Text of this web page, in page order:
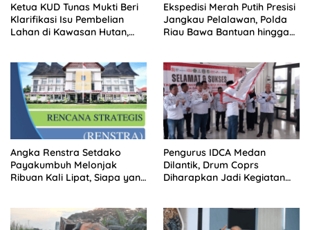
Ketua KUD Tunas Mukti Beri
Klarifikasi Isu Pembelian
Lahan di Kawasan Hutan,
Ekspedisi Merah Putih Presisi
Jangkau Pelalawan, Polda
Riau Bawa Bantuan hingga
Angka Renstra Setdako
Payakumbuh Melonjak
Ribuan Kali Lipat, Siapa yang
Pengurus IDCA Medan
Dilantik, Drum Coprs
Diharapkan Jadi Kegiatan